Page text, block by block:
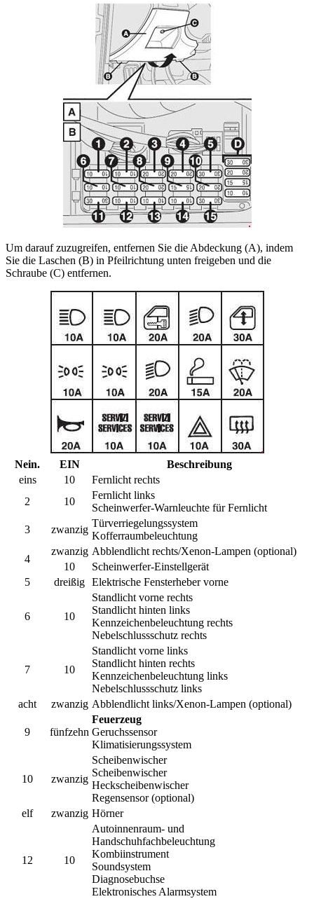
Um darauf zuzugreifen, entfernen Sie die Abdeckung (A), indem
Sie die Laschen (B) in Pfeilrichtung unten freigeben und die
Schraube (C) entfernen.
Nein. EIN
Beschreibung
eins
10
Fernlicht rechts
2
10
Fernlicht links
Scheinwerfer-Warnleuchte für Fernlicht
3
zwanzig
Türverriegelungssystem
Kofferraumbeleuchtung
4
zwanzig Abblendlicht rechts/Xenon-Lampen (optional)
10
Scheinwerfer-Einstellgerät
5
dreißig Elektrische Fensterheber vorne
6 10
Standlicht vorne rechts
Standlicht hinten links
Kennzeichenbeleuchtung rechts
Nebelschlussschutz rechts
7 10
Standlicht vorne links
Standlicht hinten rechts
Kennzeichenbeleuchtung links
Nebelschlussschutz links
acht
zwanzig Abblendlicht links/Xenon-Lampen (optional)
9 fünfzehn
Feuerzeug
Geruchssensor
Klimatisierungssystem
10 zwanzig
Scheibenwischer
Scheibenwischer
Heckscheibenwischer
Regensensor (optional)
elf
zwanzig Hörner
12 10
Autoinnenraum- und
Handschuhfachbeleuchtung
Kombiinstrument
Soundsystem
Diagnosebuchse
Elektronisches Alarmsystem